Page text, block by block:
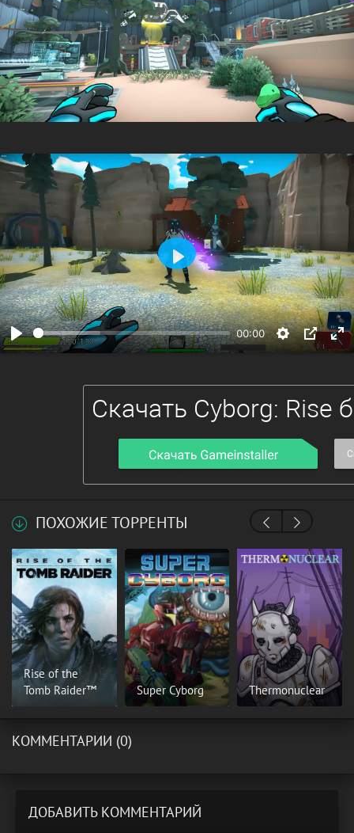
00:00
Воспроизвести
ПОХОЖИЕ ТОРРЕНТЫ
Rise of the
Tomb Raider™
Super Cyborg Thermonuclear
КОММЕНТАРИИ (0)
ДОБАВИТЬ КОММЕНТАРИЙ